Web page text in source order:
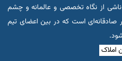
از نگاه تخصصی و عالمانه و چشم
صادقانه‌ای است که در بین اعضای تیم